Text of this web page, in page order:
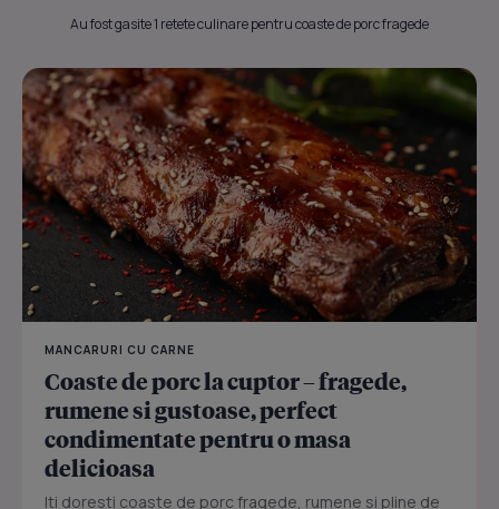
Au fost gasite 1 retete culinare pentru coaste de porc fragede
MANCARURI CU CARNE
Coaste de porc la cuptor – fragede,
rumene si gustoase, perfect
condimentate pentru o masa
delicioasa
Iti doresti coaste de porc fragede, rumene si pline de